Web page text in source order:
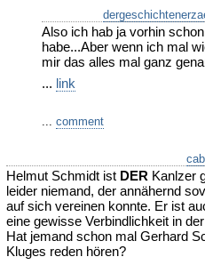
Also ich hab ja vorhin
habe...Aber wenn ich mal
mir das alles mal ganz
... link
... comment
Helmut Schmidt ist DER Kanlzer
leider niemand, der annähernd
auf sich vereinen konnte. Er ist
eine gewisse Verbindlichkeit in
Hat jemand schon mal Gerhard
Kluges reden hören?